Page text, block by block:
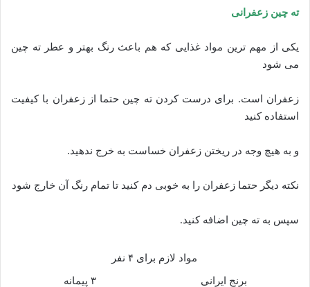
ته چین زعفرانی
یکی از مهم ترین مواد غذایی که هم باعث رنگ بهتر و عطر ته چین
می شود
زعفران است. برای درست کردن ته چین حتما از زعفران با کیفیت
استفاده کنید
و به هیچ وجه در ریختن زعفران خساست به خرج ندهید.
نکته دیگر حتما زعفران را به خوبی دم کنید تا تمام رنگ آن خارج شود
سپس به ته چین اضافه کنید.
مواد لازم برای ۴ نفر
برنج ایرانی ۳ پیمانه